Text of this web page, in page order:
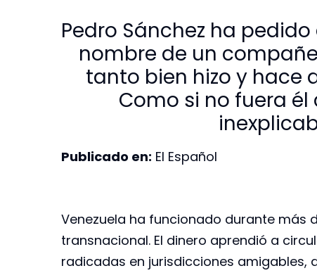
Pedro Sánchez ha pedido
nombre de un
tanto bien hizo y hace
Como si no fuera
Publicado en: El Español
Venezuela ha funcionado durante
transnacional. El dinero aprendió a
radicadas en jurisdicciones